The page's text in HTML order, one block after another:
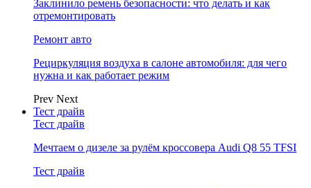
Заклинило ремень безопасности: что делать и как
отремонтировать
Ремонт авто
Рециркуляция воздуха в салоне автомобиля: для чего
нужна и как работает режим
Prev Next
Тест драйв
Тест драйв
Мечтаем о дизеле за рулём кроссовера Audi Q8 55 TFSI
Тест драйв